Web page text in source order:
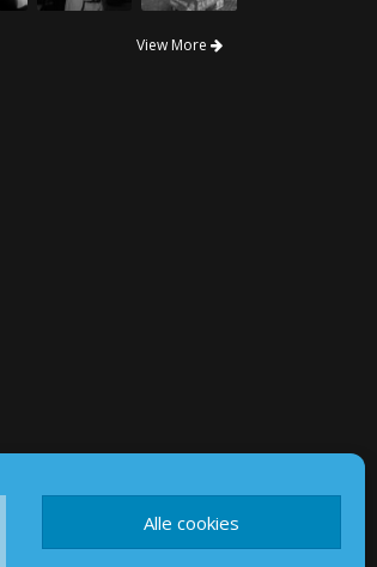
Alle cookies
View More